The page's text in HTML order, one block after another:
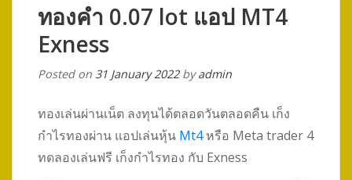
ทองคำ 0.07 lot แอป MT4
Exness
Posted on 31 January 2022byadmin
ทองเล่นผ่านเน็ต ลงทุนได้ตลอดวันตลอดคืน เก็ง
กำไรทองผ่าน แอปเล่นหุ้น Mt4หรือ Meta trader 4
ทดลองเล่นฟรี เก็งกำไรทอง กับ Exness